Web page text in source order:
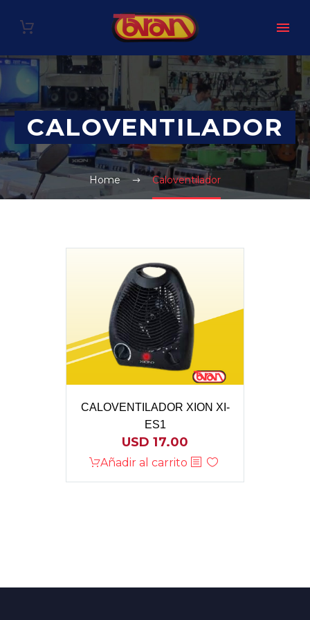
CALOVENTILADOR
Home Caloventilador
CALOVENTILADOR XION XI-
ES1
USD17.00
Añadir al carrito